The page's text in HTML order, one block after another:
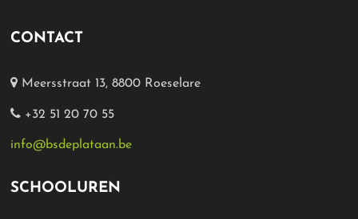
CONTACT
Meersstraat 13, 8800 Roeselare
+32 51 20 70 55
info@bsdeplataan.be
SCHOOLUREN